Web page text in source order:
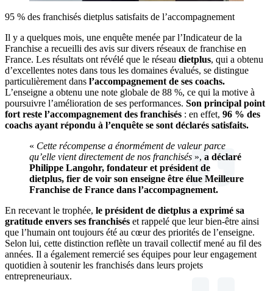
95 % des franchisés dietplus satisfaits de l’accompagnement
Il y a quelques mois, une enquête menée par l’Indicateur de la
Franchise a recueilli des avis sur divers réseaux de franchise en
France. Les résultats ont révélé que le réseau dietplus, qui a obtenu
d’excellentes notes dans tous les domaines évalués, se distingue
particulièrement dans l’accompagnement de ses coachs.
L’enseigne a obtenu une note globale de 88 %, ce qui la motive à
poursuivre l’amélioration de ses performances. Son principal point
fort reste l’accompagnement des franchisés : en effet, 96 % des
coachs ayant répondu à l’enquête se sont déclarés satisfaits.
« Cette récompense a énormément de valeur parce
qu’elle vient directement de nos franchisés », a déclaré
Philippe Langohr, fondateur et président de
dietplus, fier de voir son enseigne être élue Meilleure
Franchise de France dans l’accompagnement.
En recevant le trophée, le président de dietplus a exprimé sa
gratitude envers ses franchisés et rappelé que leur bien-être ainsi
que l’humain ont toujours été au cœur des priorités de l’enseigne.
Selon lui, cette distinction reflète un travail collectif mené au fil des
années. Il a également remercié ses équipes pour leur engagement
quotidien à soutenir les franchisés dans leurs projets
entrepreneuriaux.